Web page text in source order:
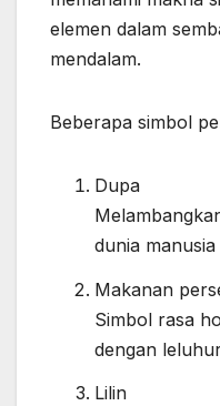
elemen dalam
mendalam.
Beberapa simbol
Dupa
dunia
Makanan
Simbol rasa
dengan
Lilin